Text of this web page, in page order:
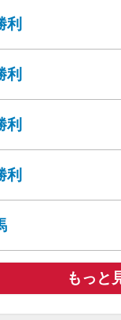
利
利
利
利
もっと